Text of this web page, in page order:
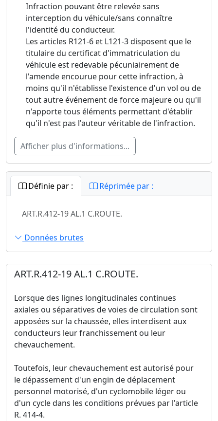
Infraction pouvant être relevée sans
interception du véhicule/sans connaître
l'identité du conducteur.
Les articles R121-6 et L121-3 disposent que le
titulaire du certificat d'immatriculation du
véhicule est redevable pécuniairement de
l'amende encourue pour cette infraction, à
moins qu'il n'établisse l'existence d'un vol ou de
tout autre événement de force majeure ou qu'il
n'apporte tous éléments permettant d'établir
qu'il n'est pas l'auteur véritable de l'infraction.
Afficher plus d'informations...
Définie par : Réprimée par :
ART.R.412-19 AL.1 C.ROUTE.
Données brutes
ART.R.412-19 AL.1 C.ROUTE.
Lorsque des lignes longitudinales continues
axiales ou séparatives de voies de circulation sont
apposées sur la chaussée, elles interdisent aux
conducteurs leur franchissement ou leur
chevauchement.
Toutefois, leur chevauchement est autorisé pour
le dépassement d'un engin de déplacement
personnel motorisé, d'un cyclomobile léger ou
d'un cycle dans les conditions prévues par l'article
R. 414-4.